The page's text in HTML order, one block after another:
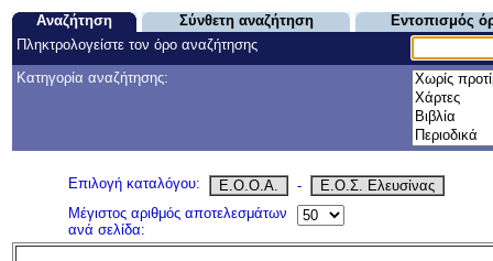
Αναζήτηση Σύνθετη αναζήτηση
Εντοπισμός
Πληκτρολογείστε τον όρο αναζήτησης
Κατηγορία αναζήτησης:
Επιλογή καταλόγου: Ε.Ο.Ο.Α. -
Ε.Ο.Σ. Ελευσίνας
Μέγιστος αριθμός αποτελεσμάτων
ανά σελίδα: